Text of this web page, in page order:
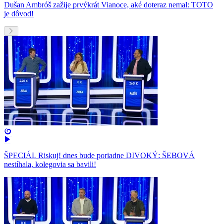
Dušan Ambróš zažije prvýkrát Vianoce, aké doteraz nemal: TOTO
je dôvod!
ŠPECIÁL Riskuj! dnes bude poriadne DIVOKÝ: ŠEBOVÁ
nestíhala, kolegovia sa bavili!